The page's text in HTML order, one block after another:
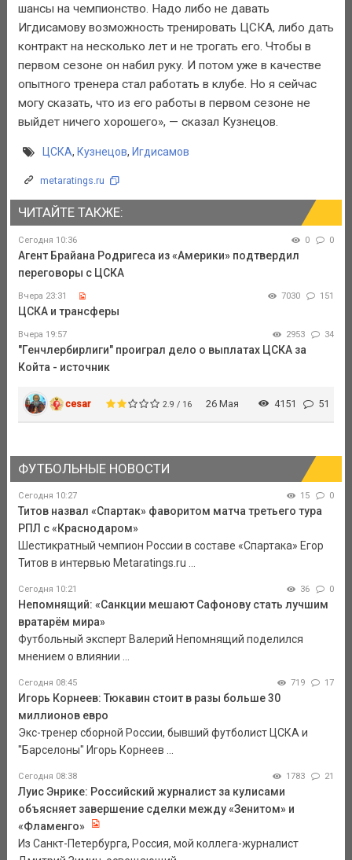
шансы на чемпионство. Надо либо не давать
Игдисамову возможность тренировать ЦСКА, либо дать
контракт на несколько лет и не трогать его. Чтобы в
первом сезоне он набил руку. И потом уже в качестве
опытного тренера стал работать в клубе. Но я сейчас
могу сказать, что из его работы в первом сезоне не
выйдет ничего хорошего», — сказал Кузнецов.
ЦСКА, Кузнецов, Игдисамов
metaratings.ru
ЧИТАЙТЕ ТАКЖЕ:
Сегодня 10:36 0 0
Агент Брайана Родригеса из «Америки» подтвердил
переговоры с ЦСКА
Вчера 23:31 7030 151
ЦСКА и трансферы
Вчера 19:57 2953 34
"Генчлербирлиги" проиграл дело о выплатах ЦСКА за
Койта - источник
cesar 2.9 / 16 26 Мая 4151 51
ФУТБОЛЬНЫЕ НОВОСТИ
Сегодня 10:27 15 0
Титов назвал «Спартак» фаворитом матча третьего тура
РПЛ с «Краснодаром»
Шестикратный чемпион России в составе «Спартака» Егор
Титов в интервью Metaratings.ru ...
Сегодня 10:21 36 0
Непомнящий: «Санкции мешают Сафонову стать лучшим
вратарём мира»
Футбольный эксперт Валерий Непомнящий поделился
мнением о влиянии ...
Сегодня 08:45 719 17
Игорь Корнеев: Тюкавин стоит в разы больше 30
миллионов евро
Экс-тренер сборной России, бывший футболист ЦСКА и
"Барселоны" Игорь Корнеев ...
Сегодня 08:38 1783 21
Луис Энрике: Российский журналист за кулисами
объясняет завершение сделки между «Зенитом» и
«Фламенго»
Из Санкт-Петербурга, Россия, мой коллега-журналист